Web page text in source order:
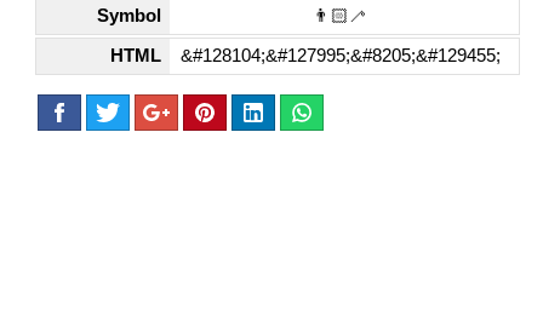
Symbol 👨🏻‍🦯
HTML &#128104;&#127995;&#8205;&#129455;